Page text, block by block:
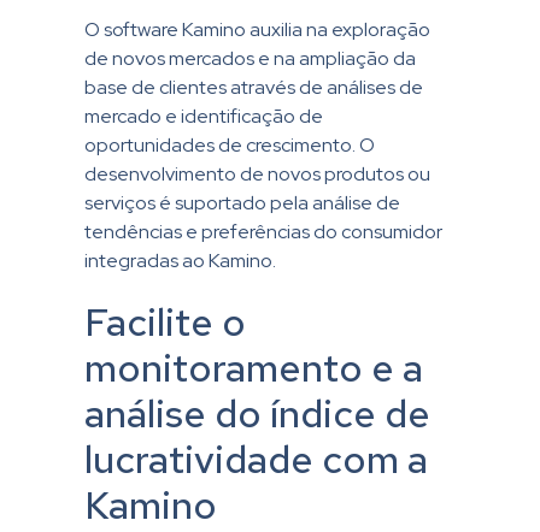
O software Kamino auxilia na exploração
de novos mercados e na ampliação da
base de clientes através de análises de
mercado e identificação de
oportunidades de crescimento. O
desenvolvimento de novos produtos ou
serviços é suportado pela análise de
tendências e preferências do consumidor
integradas ao Kamino.
Facilite o
monitoramento e a
análise do índice de
lucratividade com a
Kamino